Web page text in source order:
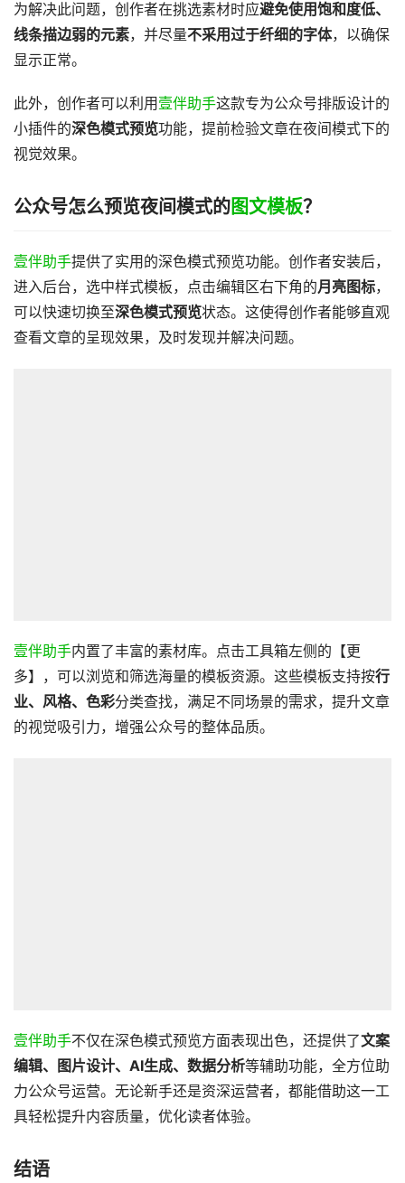
为解决此问题，创作者在挑选素材时应避免使用饱和度低、
线条描边弱的元素，并尽量不采用过于纤细的字体，以确保
显示正常。
此外，创作者可以利用 壹伴助手这款专为公众号排版设计的
小插件的深色模式预览功能，提前检验文章在夜间模式下的
视觉效果。
公众号怎么预览夜间模式的图文模板？
壹伴助手提供了实用的深色模式预览功能。创作者安装后，
进入后台，选中样式模板，点击编辑区右下角的月亮图标，
可以快速切换至深色模式预览状态。这使得创作者能够直观
查看文章的呈现效果，及时发现并解决问题。
壹伴助手内置了丰富的素材库。点击工具箱左侧的【更
多】，可以浏览和筛选海量的模板资源。这些模板支持按行
业、风格、色彩分类查找，满足不同场景的需求，提升文章
的视觉吸引力，增强公众号的整体品质。
壹伴助手不仅在深色模式预览方面表现出色，还提供了文案
编辑、图片设计、AI生成、数据分析等辅助功能，全方位助
力公众号运营。无论新手还是资深运营者，都能借助这一工
具轻松提升内容质量，优化读者体验。
结语